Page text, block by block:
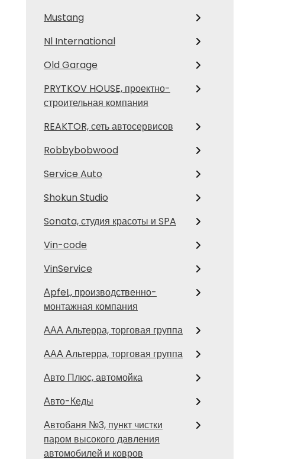
Mustang
Nl International
Old Garage
PRYTKOV HOUSE, проектно-
строительная компания
REAKTOR, сеть автосервисов
Robbybobwood
Service Auto
Shokun Studio
Sonata, студия красоты и SPA
Vin-code
VinService
АpfeL, производственно-
монтажная компания
ААА Альтерра, торговая группа
ААА Альтерра, торговая группа
Авто Плюс, автомойка
Авто-Кеды
Автобаня №3, пункт чистки
паром высокого давления
автомобилей и ковров